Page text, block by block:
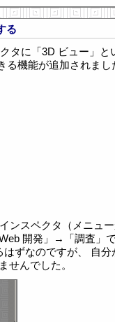
る
タに「3D ビュー」と
る機能が追加されまし
ンスペクタ（メニュ
開発」→「調査」
ずなのですが、 自分
せんでした。